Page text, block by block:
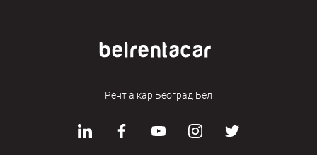
Рент а кар Београд Бел